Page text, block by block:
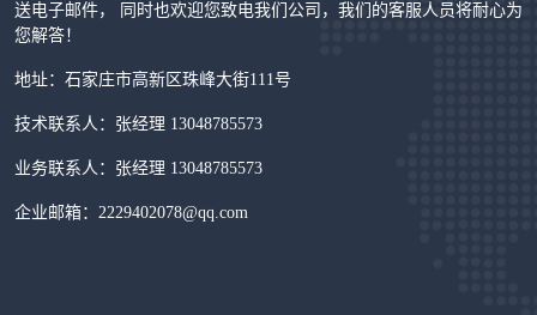
送电子邮件， 同时也欢迎您致电我们公司，我们的客服人员将耐心为
您解答！
地址：石家庄市高新区珠峰大街111号
技术联系人：张经理 13048785573
业务联系人：张经理 13048785573
企业邮箱：2229402078@qq.com